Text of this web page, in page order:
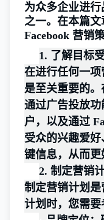
为众多企业进
之一。在本篇
Facebook 营销
1.
了解目标
在进行任何一
是至关重要的。
通过广告投放
户，以及通过
受众的兴趣爱
键信息，从而更
2. 制定营销
制定营销计划
计划时，您需要